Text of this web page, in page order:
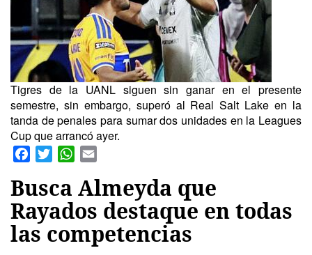
Tigres de la UANL siguen sin ganar en el presente
semestre, sin embargo, superó al Real Salt Lake en la
tanda de penales para sumar dos unidades en la Leagues
Cup que arrancó ayer.
Facebook
TwitterWhatsApp
Busca Almeyda que
Rayados destaque en todas
las competencias